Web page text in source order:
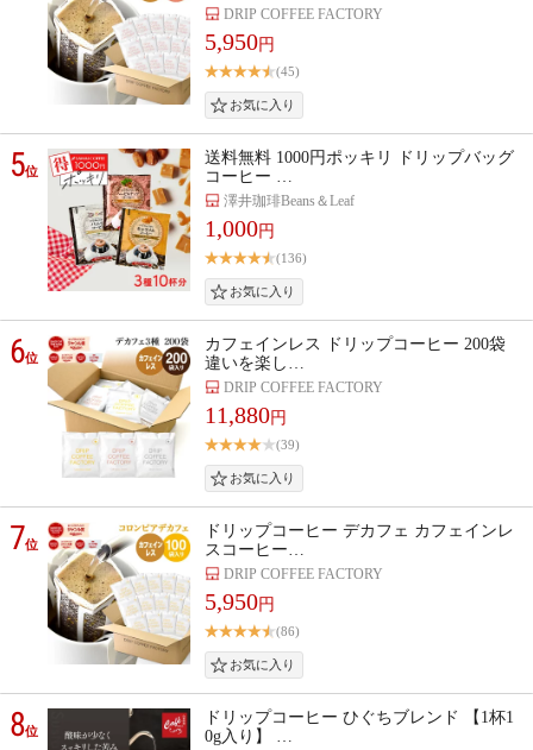
DRIP COFFEE FACTORY
5,950円
(45)
5位
送料無料 1000円ポッキリ ドリップバッグ
コーヒー …
澤井珈琲Beans＆Leaf
1,000円
(136)
6位
カフェインレス ドリップコーヒー 200袋
違いを楽し…
DRIP COFFEE FACTORY
11,880円
(39)
7位
ドリップコーヒー デカフェ カフェインレ
スコーヒー…
DRIP COFFEE FACTORY
5,950円
(86)
8位
ドリップコーヒー ひぐちブレンド 【1杯1
0g入り】 …